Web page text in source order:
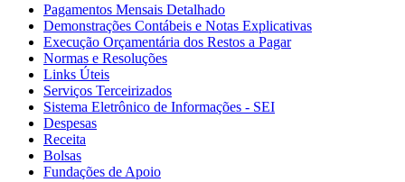
Pagamentos Mensais Detalhado
Demonstrações Contábeis e Notas Explicativas
Execução Orçamentária dos Restos a Pagar
Normas e Resoluções
Links Úteis
Serviços Terceirizados
Sistema Eletrônico de Informações - SEI
Despesas
Receita
Bolsas
Fundações de Apoio